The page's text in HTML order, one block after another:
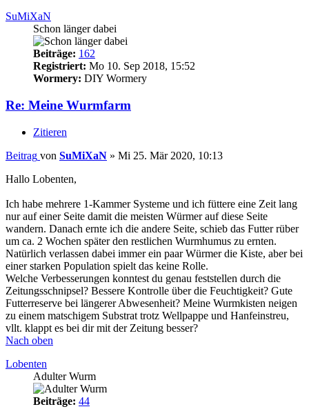
SuMiXaN
Schon länger dabei
Beiträge: 162
Registriert: Mo 10. Sep 2018, 15:52
Wormery: DIY Wormery
Re: Meine Wurmfarm
Zitieren
Beitrag von SuMiXaN » Mi 25. Mär 2020, 10:13
Hallo Lobenten,
Ich habe mehrere 1-Kammer Systeme und ich füttere eine Zeit lang
nur auf einer Seite damit die meisten Würmer auf diese Seite
wandern. Danach ernte ich die andere Seite, schieb das Futter rüber
um ca. 2 Wochen später den restlichen Wurmhumus zu ernten.
Natürlich verlassen dabei immer ein paar Würmer die Kiste, aber bei
einer starken Population spielt das keine Rolle.
Welche Verbesserungen konntest du genau feststellen durch die
Zeitungsschnipsel? Bessere Kontrolle über die Feuchtigkeit? Gute
Futterreserve bei längerer Abwesenheit? Meine Wurmkisten neigen
zu einem matschigem Substrat trotz Wellpappe und Hanfeinstreu,
vllt. klappt es bei dir mit der Zeitung besser?
Nach oben
Lobenten
Adulter Wurm
Beiträge: 44